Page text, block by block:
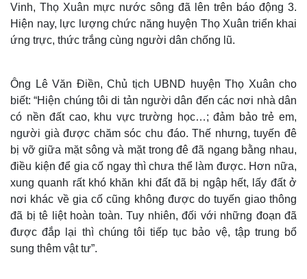
Thế giới
Quan sát
Cuộc sống đó đây
Hồ sơ
Multimedia
Video
Ảnh
E-Magazine
Infographic
Vinh, Thọ Xuân mực nước sông đã lên trên báo động 3.
Hiện nay, lực lượng chức năng huyện Thọ Xuân triển khai
ứng trực, thức trắng cùng người dân chống lũ.
Ông Lê Văn Điền, Chủ tịch UBND huyện Thọ Xuân cho
biết: “Hiện chúng tôi di tản người dân đến các nơi nhà dân
có nền đất cao, khu vực trường học…; đảm bảo trẻ em,
người già được chăm sóc chu đáo. Thế nhưng, tuyến đê
bị vỡ giữa mặt sông và mặt trong đê đã ngang bằng nhau,
điều kiện để gia cố ngay thì chưa thể làm được. Hơn nữa,
xung quanh rất khó khăn khi đất đã bị ngập hết, lấy đất ở
nơi khác về gia cố cũng không được do tuyến giao thông
đã bị tê liệt hoàn toàn. Tuy nhiên, đối với những đoạn đã
được đắp lại thì chúng tôi tiếp tục bảo vệ, tập trung bổ
sung thêm vật tư”.